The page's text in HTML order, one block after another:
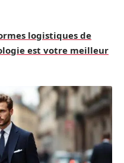
logistiques de
est votre meilleur